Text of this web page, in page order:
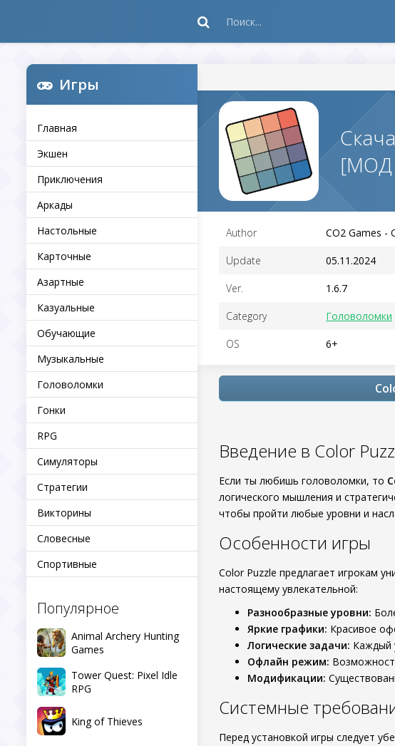
Игры
Главная
Экшен
Приключения
Аркады
Настольные
Карточные
Азартные
Казуальные
Обучающие
Музыкальные
Головоломки
Гонки
RPG
Симуляторы
Стратегии
Викторины
Словесные
Спортивные
Популярное
Animal Archery Hunting
Games
Tower Quest: Pixel Idle
RPG
King of Thieves
[МОД
Author CO2 Games -
Update 05.11.2024
Ver. 1.6.7
Category Головоломки
OS 6+
Введение в Color
Если ты любишь головоломки, то
логического мышления и
чтобы пройти любые уровни и
Особенности игры
Color Puzzle предлагает игрокам
настоящему увлекательной:
Разнообразные уровни:
Яркие графики: Красивое
Логические задачи: Каждый
Офлайн режим:
Модификации:
Системные
Перед установкой игры следует